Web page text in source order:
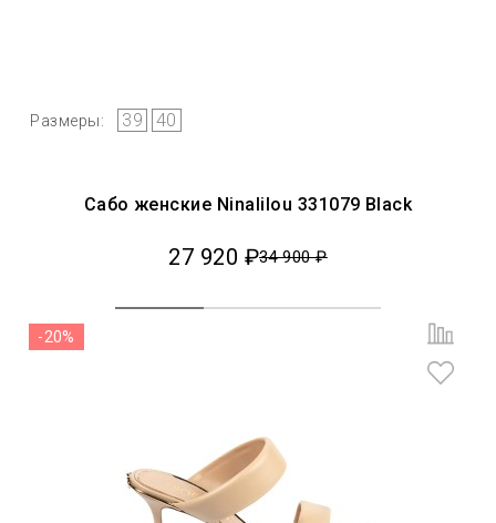
Размеры: 39 40
Сабо женские Ninalilou 331079 Black
27 920 ₽34 900 ₽
-20%